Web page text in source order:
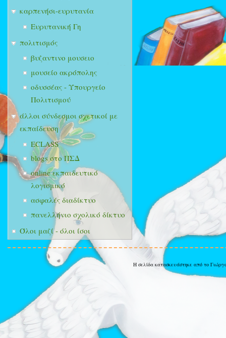
καρπενήσι-ευρυτανία
Ευρυτανική Γη
πολιτισμός
βυζαντινο μουσειο
μουσείο ακρόπολης
οδυσσέας - Υπουργείο
Πολιτισμού
άλλοι σύνδεσμοι σχετικοί με
εκπαίδευση
ECLASS
blogs στο ΠΣΔ
online εκπαιδευτικό
λογισμικό
ασφαλές διαδίκτυο
πανελλήνιο σχολικό δίκτυο
Όλοι μαζί - όλοι ίσοι
Η σελίδα κατασκευάστηκε από το